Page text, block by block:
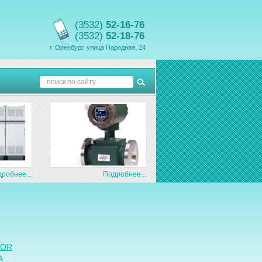
(3532) 52-16-76
(3532) 52-18-76
г. Оренбург, улица Народная, 24
Подробнее...